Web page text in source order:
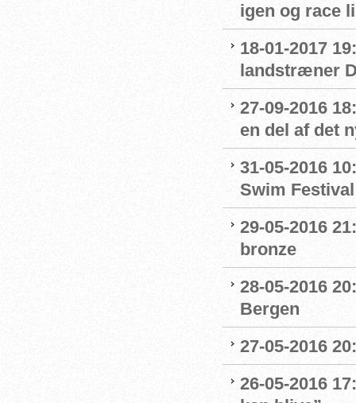
igen og race
18-01-2017
landstræner
27-09-2016
en del af det
31-05-2016
Swim Festival
29-05-2016
bronze
28-05-2016
Bergen
27-05-2016
26-05-2016